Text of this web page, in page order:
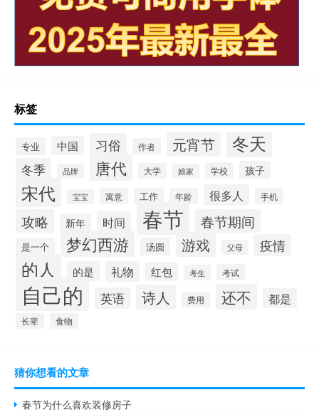
标签
专业 中国 习俗 作者 元宵节 冬天
冬季 品牌 唐代 大学 娘家 学校 孩子
宋代 宝宝 寓意 工作 年龄 很多人 手机
攻略 新年 时间 春节 春节期间
是一个 梦幻西游 汤圆 游戏 父母 疫情
的人 的是 礼物 红包 考生 考试
自己的 英语 诗人 费用 还不 都是
长辈 食物
猜你想看的文章
春节为什么喜欢装修房子